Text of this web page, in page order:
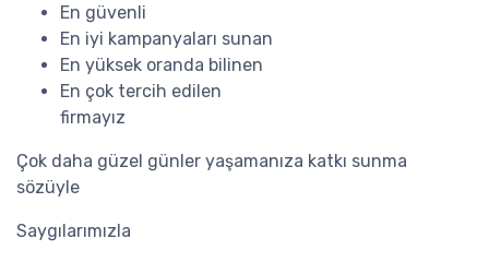
En güvenli
En iyi kampanyaları sunan
En yüksek oranda bilinen
En çok tercih edilen
firmayız
Çok daha güzel günler yaşamanıza katkı sunma
sözüyle
Saygılarımızla